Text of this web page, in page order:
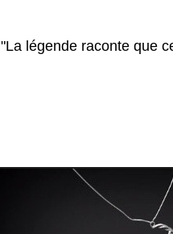
"La légende raconte que